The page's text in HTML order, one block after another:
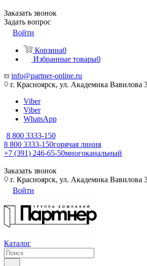
Заказать звонок
Задать вопрос
Войти
Корзина0
Избранные товары0
info@partner-online.ru
г. Красноярск, ул. Академика Вавилова
Viber
Viber
WhatsApp
8 800 3333-150
8 800 3333-150горячая линия
+7 (391) 246-65-50многоканальный
Заказать звонок
г. Красноярск, ул. Академика Вавилова
Войти
Каталог